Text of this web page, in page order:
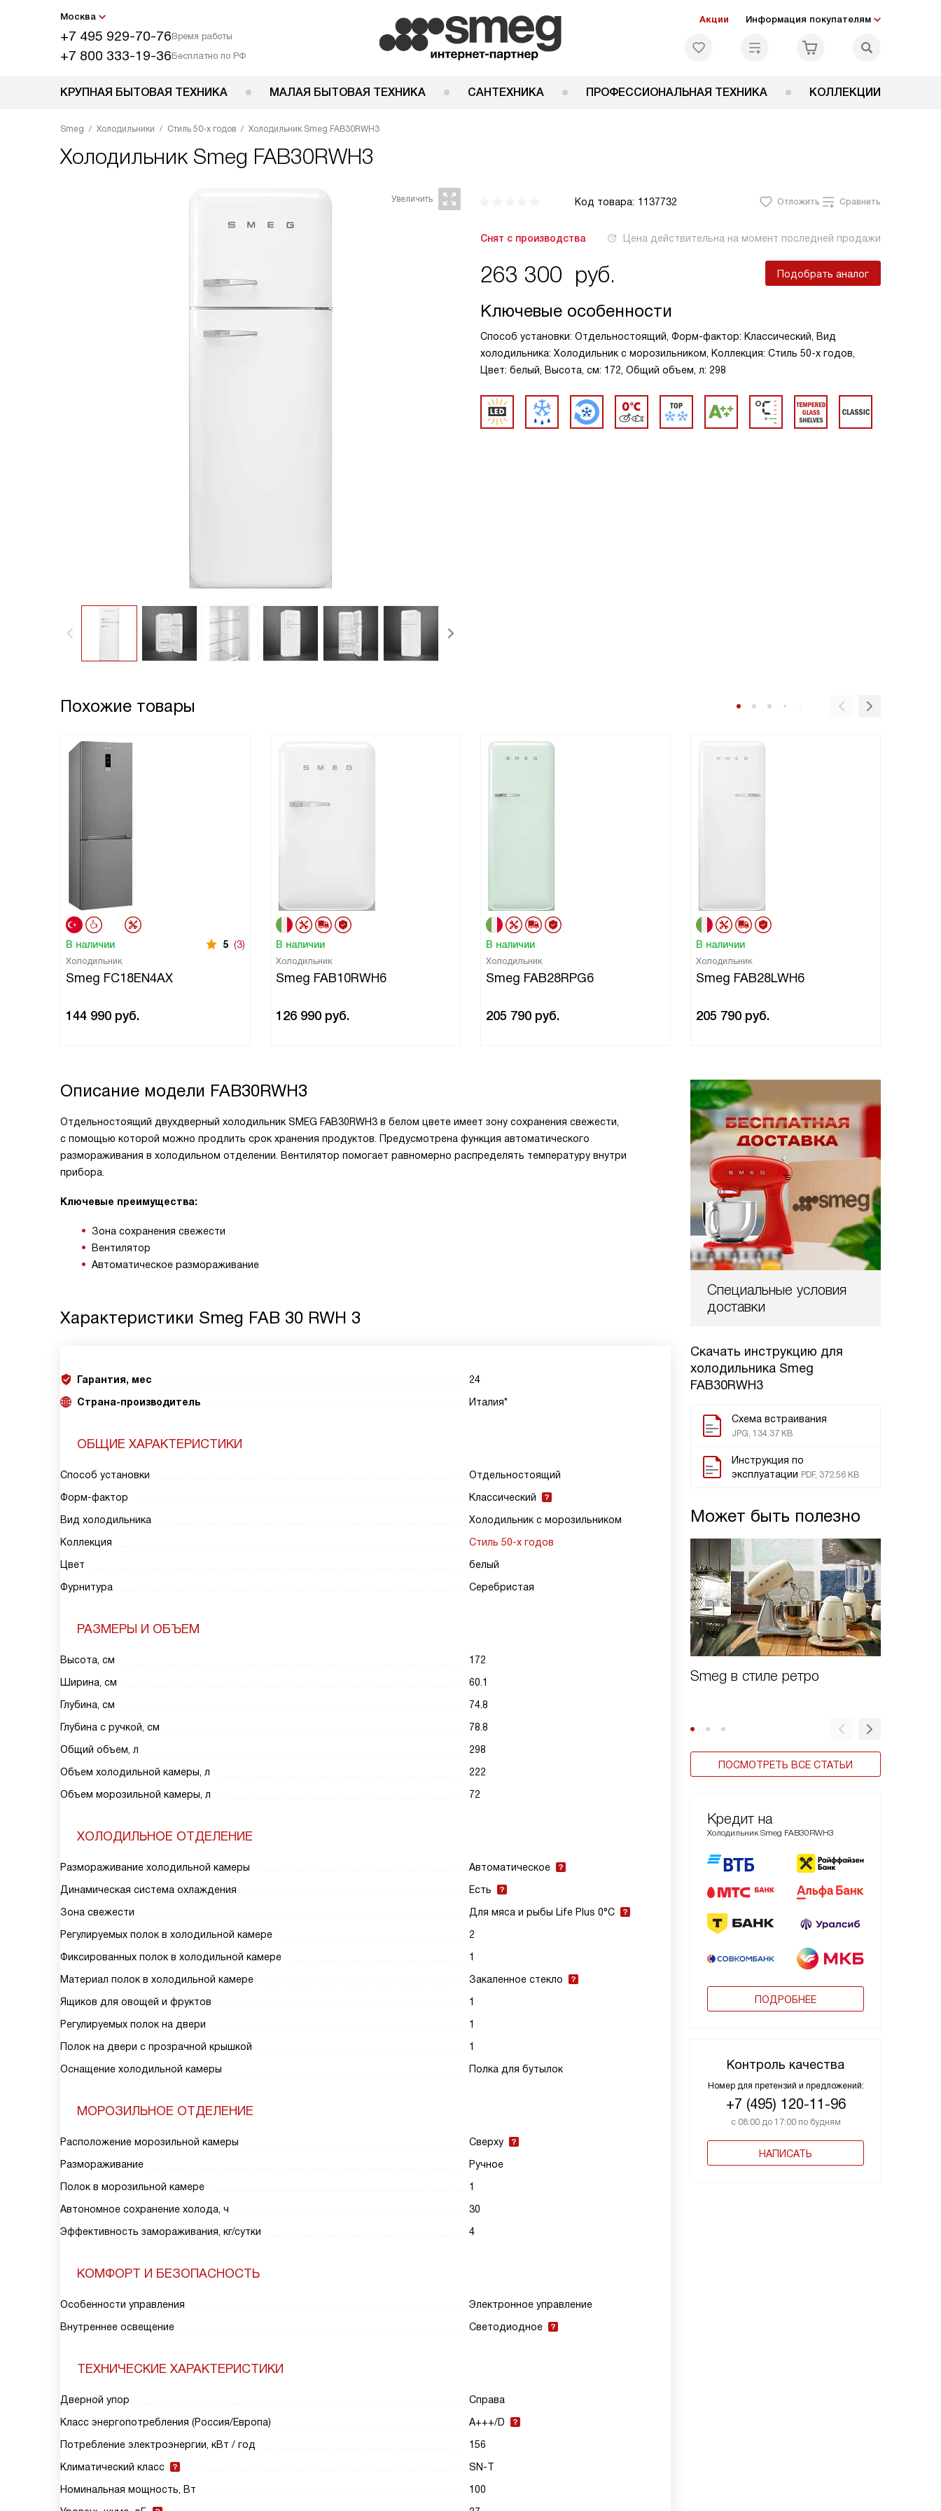
Москва
+7 495 929-70-76Время работы
+7 800 333-19-36Бесплатно по РФ
Акции Информация покупателям
КРУПНАЯ БЫТОВАЯ ТЕХНИКА МАЛАЯ БЫТОВАЯ ТЕХНИКА САНТЕХНИКА ПРОФЕССИОНАЛЬНАЯ ТЕХНИКА КОЛЛЕКЦИИ
Smeg Холодильники Стиль 50-х годов Холодильник Smeg FAB30RWH3
Холодильник Smeg FAB30RWH3
Код товара: 1137732 Отложить Сравнить
Снят с производства Цена действительна на момент последней продажи
263 300 руб. Подобрать аналог
Ключевые особенности
Способ установки: Отдельностоящий, Форм-фактор: Классический, Вид
холодильника: Холодильник с морозильником, Коллекция: Стиль 50-х годов,
Цвет: белый, Высота, см: 172, Общий объем, л: 298
Похожие товары
В наличии 5 (3)
Холодильник
Smeg FC18EN4AX
144 990 руб.
В наличии
Холодильник
Smeg FAB10RWH6
126 990 руб.
В наличии
Холодильник
Smeg FAB28RPG6
205 790 руб.
В наличии
Холодильник
Smeg FAB28LWH6
205 790 руб.
Специальные условия
доставки
Скачать инструкцию для
холодильника Smeg
FAB30RWH3
Схема встраивания
JPG, 134.37 KB
Инструкция по
эксплуатации PDF, 372.56 KB
Может быть полезно
Smeg в стиле ретро
ПОСМОТРЕТЬ ВСЕ СТАТЬИ
Кредит на
Холодильник Smeg FAB30RWH3
ПОДРОБНЕЕ
Контроль качества
Номер для претензий и предложений:
+7 (495) 120-11-96
с 08:00 до 17:00 по будням
НАПИСАТЬ
Описание модели FAB30RWH3
Отдельностоящий двухдверный холодильник SMEG FAB30RWH3 в белом цвете имеет зону сохранения свежести,
с помощью которой можно продлить срок хранения продуктов. Предусмотрена функция автоматического
размораживания в холодильном отделении. Вентилятор помогает равномерно распределять температуру внутри
прибора.
Ключевые преимущества:
Зона сохранения свежести
Вентилятор
Автоматическое размораживание
Характеристики Smeg FAB 30 RWH 3
Гарантия, мес
24
Страна-производитель
Италия*
ОБЩИЕ ХАРАКТЕРИСТИКИ
Способ установки
Отдельностоящий
Форм-фактор
Классический
Вид холодильника
Холодильник с морозильником
Коллекция
Стиль 50-х годов
Цвет
белый
Фурнитура
Серебристая
РАЗМЕРЫ И ОБЪЕМ
Высота, см
172
Ширина, см
60.1
Глубина, см
74.8
Глубина с ручкой, см
78.8
Общий объем, л
298
Объем холодильной камеры, л
222
Объем морозильной камеры, л
72
ХОЛОДИЛЬНОЕ ОТДЕЛЕНИЕ
Размораживание холодильной камеры
Автоматическое
Динамическая система охлаждения
Есть
Зона свежести
Для мяса и рыбы Life Plus 0°C
Регулируемых полок в холодильной камере
2
Фиксированных полок в холодильной камере
1
Материал полок в холодильной камере
Закаленное стекло
Ящиков для овощей и фруктов
1
Регулируемых полок на двери
1
Полок на двери с прозрачной крышкой
1
Оснащение холодильной камеры
Полка для бутылок
МОРОЗИЛЬНОЕ ОТДЕЛЕНИЕ
Расположение морозильной камеры
Сверху
Размораживание
Ручное
Полок в морозильной камере
1
Автономное сохранение холода, ч
30
Эффективность замораживания, кг/сутки
4
КОМФОРТ И БЕЗОПАСНОСТЬ
Особенности управления
Электронное управление
Внутреннее освещение
Светодиодное
ТЕХНИЧЕСКИЕ ХАРАКТЕРИСТИКИ
Дверной упор
Справа
Класс энергопотребления (Россия/Европа)
A+++/D
Потребление электроэнергии, кВт / год
156
Климатический класс
SN-T
Номинальная мощность, Вт
100